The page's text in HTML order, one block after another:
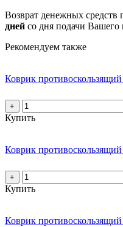
Возврат денежных средств
дней со дня подачи Вашего
Рекомендуем также
Коврик
+
Купить
Коврик
+
Купить
Коврик